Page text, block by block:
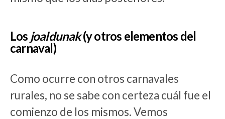
Los joaldunak(y otros elementos del
carnaval)
Como ocurre con otros carnavales
rurales, no se sabe con certeza cuál fue el
comienzo de los mismos. Vemos